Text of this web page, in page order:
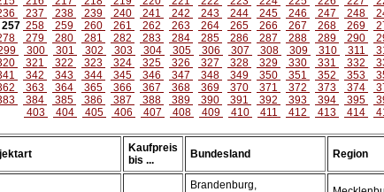
237 238 239 240 241 242 243 244 245 246 247 248
257 258 259 260 261 262 263 264 265 266 267 268 269
279 280 281 282 283 284 285 286 287 288 289 290
300 301 302 303 304 305 306 307 308 309 310 311
321 322 323 324 325 326 327 328 329 330 331 332
342 343 344 345 346 347 348 349 350 351 352 353
363 364 365 366 367 368 369 370 371 372 373 374
384 385 386 387 388 389 390 391 392 393 394 395
403
404 405 406 407 408 409 410 411 412 413 414
Kaufpreis
bis ...
Bundesland Region
Brandenburg,